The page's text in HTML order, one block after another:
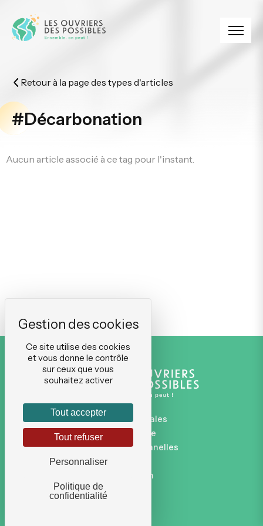
Retour à la page des types d'articles
#Décarbonation
Aucun article associé à ce tag pour l'instant.
Mentions légales
Plan du site
Données personnelles
Connexion
Ce site utilise des cookies
et vous donne le contrôle
sur ceux que vous
souhaitez activer
Tout accepter
Tout refuser
Personnaliser
Politique de
confidentialité